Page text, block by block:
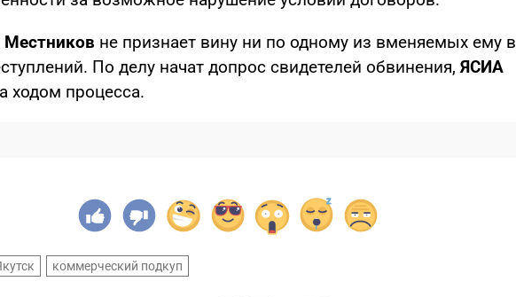
Местников не признает вину ни по одному из вменяемых ему в
По делу начат допрос свидетелей обвинения, ЯСИА
ходом процесса.
коммерческий подкуп